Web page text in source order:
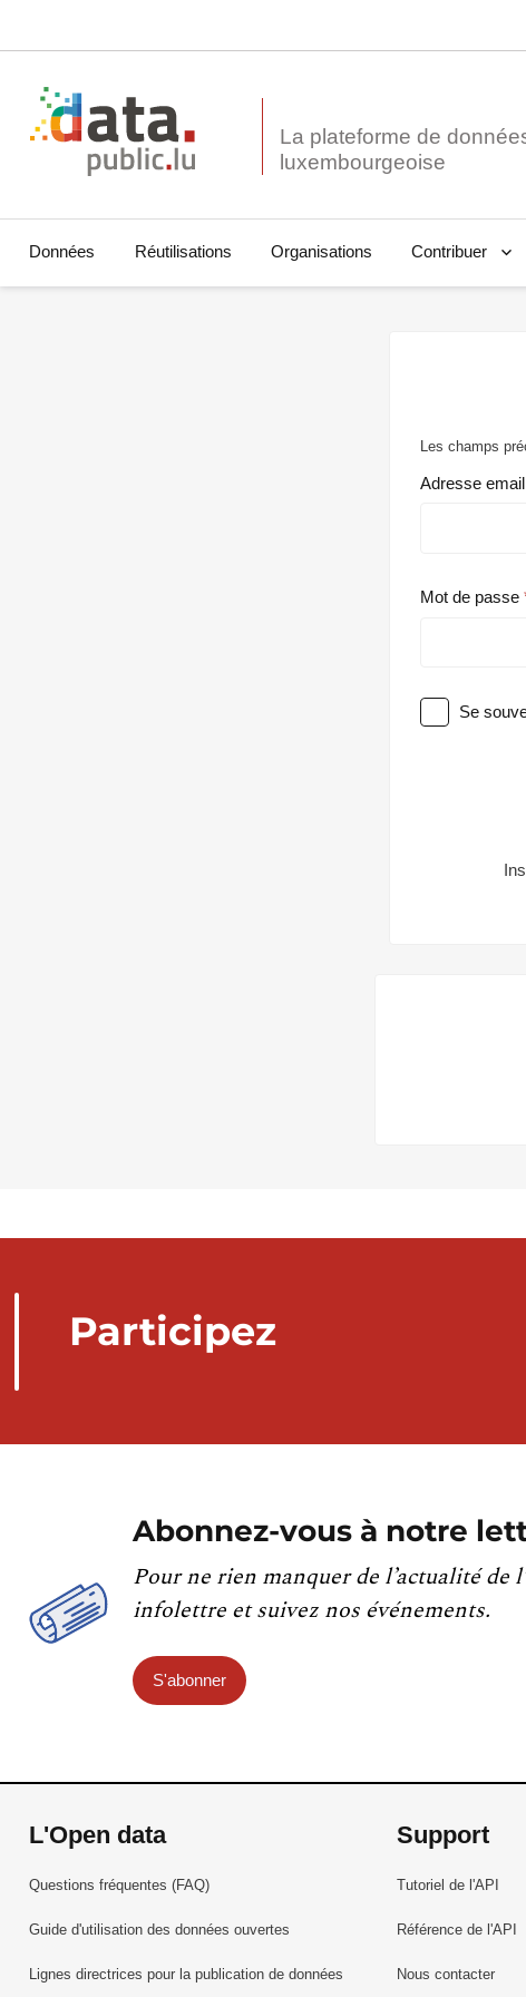
La plateforme de
Données Réutilisations Organisations Contribuer
Les champs
Adresse email
Mot de passe
Se
Participez
Abonnez-vous à notre
Pour ne rien manquer de l’actualité de
infolettre et suivez nos événements.
S'abonner
L'Open data
Questions fréquentes (FAQ)
Guide d'utilisation des données ouvertes
Lignes directrices pour la publication de données
Support
Tutoriel de l'API
Référence de l'API
Nous contacter